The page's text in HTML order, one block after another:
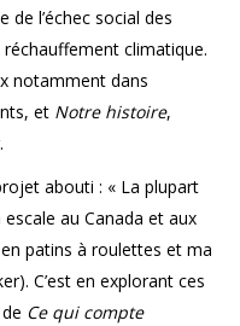
de l’échec social des
climatique.
notamment dans
et Notre histoire,
abouti : « La plupart
au Canada et aux
patins à roulettes et ma
C’est en explorant ces
Ce qui compte